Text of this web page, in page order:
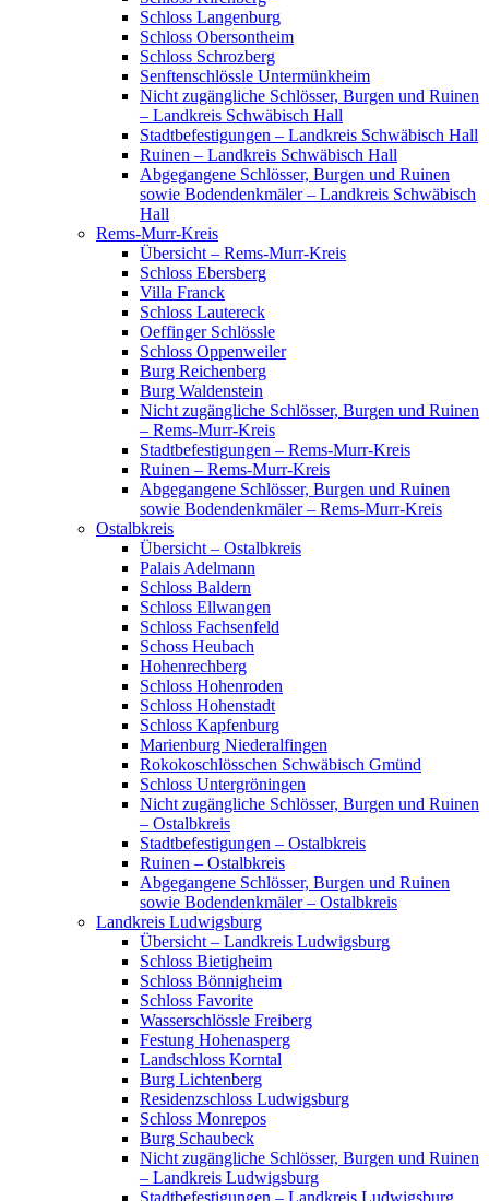
Schloss Langenburg
Schloss Obersontheim
Schloss Schrozberg
Senftenschlössle Untermünkheim
Nicht zugängliche Schlösser, Burgen und Ruinen
– Landkreis Schwäbisch Hall
Stadtbefestigungen – Landkreis Schwäbisch Hall
Ruinen – Landkreis Schwäbisch Hall
Abgegangene Schlösser, Burgen und Ruinen
sowie Bodendenkmäler – Landkreis Schwäbisch
Hall
Rems-Murr-Kreis
Übersicht – Rems-Murr-Kreis
Schloss Ebersberg
Villa Franck
Schloss Lautereck
Oeffinger Schlössle
Schloss Oppenweiler
Burg Reichenberg
Burg Waldenstein
Nicht zugängliche Schlösser, Burgen und Ruinen
– Rems-Murr-Kreis
Stadtbefestigungen – Rems-Murr-Kreis
Ruinen – Rems-Murr-Kreis
Abgegangene Schlösser, Burgen und Ruinen
sowie Bodendenkmäler – Rems-Murr-Kreis
Ostalbkreis
Übersicht – Ostalbkreis
Palais Adelmann
Schloss Baldern
Schloss Ellwangen
Schloss Fachsenfeld
Schoss Heubach
Hohenrechberg
Schloss Hohenroden
Schloss Hohenstadt
Schloss Kapfenburg
Marienburg Niederalfingen
Rokokoschlösschen Schwäbisch Gmünd
Schloss Untergröningen
Nicht zugängliche Schlösser, Burgen und Ruinen
– Ostalbkreis
Stadtbefestigungen – Ostalbkreis
Ruinen – Ostalbkreis
Abgegangene Schlösser, Burgen und Ruinen
sowie Bodendenkmäler – Ostalbkreis
Landkreis Ludwigsburg
Übersicht – Landkreis Ludwigsburg
Schloss Bietigheim
Schloss Bönnigheim
Schloss Favorite
Wasserschlössle Freiberg
Festung Hohenasperg
Landschloss Korntal
Burg Lichtenberg
Residenzschloss Ludwigsburg
Schloss Monrepos
Burg Schaubeck
Nicht zugängliche Schlösser, Burgen und Ruinen
– Landkreis Ludwigsburg
Stadtbefestigungen – Landkreis Ludwigsburg